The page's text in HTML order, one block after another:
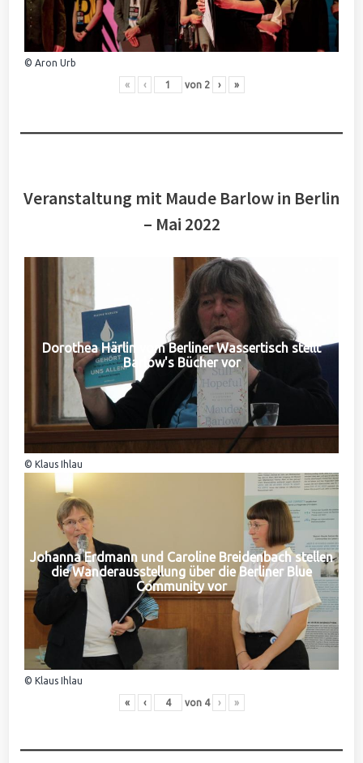
© Aron Urb
« ‹ von 2 › »
Veranstaltung mit Maude Barlow in Berlin
– Mai 2022
Dorothea Härlin vom Berliner Wassertisch stellt
Barlow's Bücher vor
© Klaus Ihlau
Johanna Erdmann und Caroline Breidenbach stellen
die Wanderausstellung über die Berliner Blue
Community vor
© Klaus Ihlau
« ‹ von 4 › »